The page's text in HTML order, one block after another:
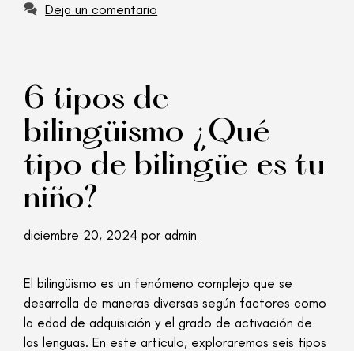
Deja un comentario
6 tipos de
bilingüismo ¿Qué
tipo de bilingüe es tu
niño?
diciembre 20, 2024 por admin
El bilingüismo es un fenómeno complejo que se
desarrolla de maneras diversas según factores como
la edad de adquisición y el grado de activación de
las lenguas. En este artículo, exploraremos seis tipos